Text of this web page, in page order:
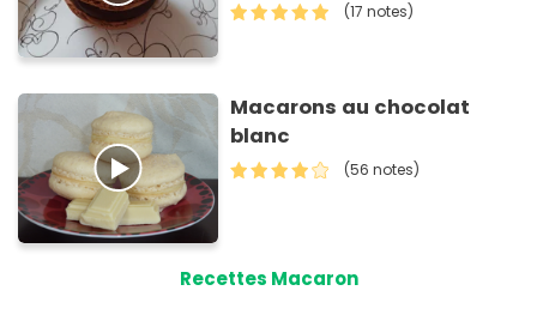
(17 notes)
Macarons au chocolat
blanc
(56 notes)
Recettes Macaron